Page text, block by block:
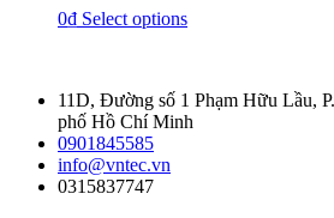
0₫ Select options
11D, Đường số 1 Phạm Hữu Lầu,
phố Hồ Chí Minh
0901845585
info@vntec.vn
0315837747